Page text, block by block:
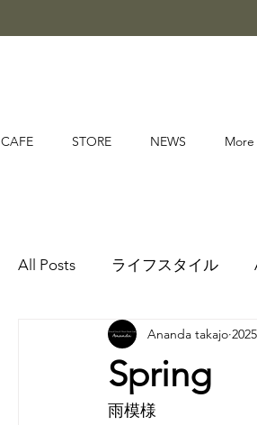
CAFE STORE NEWS More
All Posts ライフスタイル
Spring
Ananda takajo
雨模様